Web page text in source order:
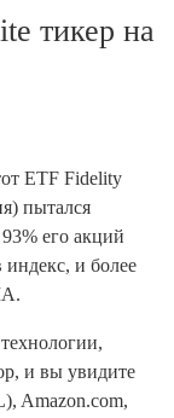
тикер на
ETF Fidelity
пытался
его акций
и более
и вы увидите
Amazon.com,